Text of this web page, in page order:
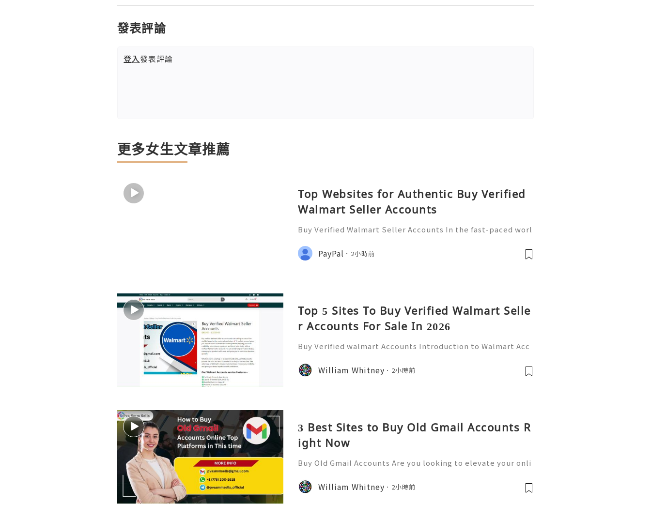
發表評論
登入發表評論
更多女生文章推薦
Top Websites for Authentic Buy Verified
Walmart Seller Accounts
Buy Verified Walmart Seller Accounts In the fast-paced worl
lmart has emerged as a significant player in this arena, provi
ding a platform for
PayPal 2小時前
Top 5 Sites To Buy Verified Walmart Selle
r Accounts For Sale In 2026
Buy Verified walmart Accounts Introduction to Walmart Acc
has become a staple for millions. Walmart stands out as one
of the largest retailers
William Whitney 2小時前
3 Best Sites to Buy Old Gmail Accounts R
ight Now
Buy Old Gmail Accounts Are you looking to elevate your onli
old Gmail accounts might just be the solution you need.We o
ffer high-quality new G
William Whitney 2小時前